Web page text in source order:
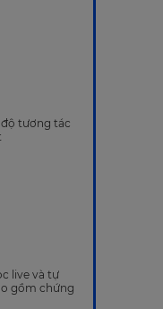
tương tác
live và tự
gồm chứng